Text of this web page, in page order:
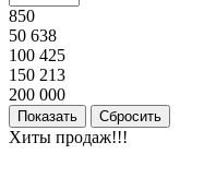
850
50 638
100 425
150 213
200 000
Хиты продаж!!!